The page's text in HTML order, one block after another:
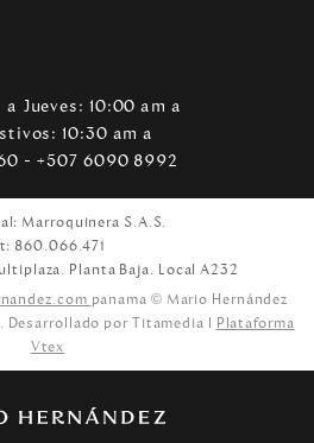
Jueves: 10:00 am a
10:30 am a
- +507 6090 8992
Marroquinera S.A.S.
860.066.471
Planta Baja. Local A232
panama © Mario Hernández
Desarrollado por Titamedia l Plataforma
Vtex